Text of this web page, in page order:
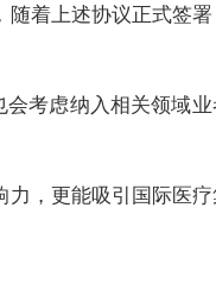
随着上述协议正式签
考虑纳入相关领域
力，更能吸引国际医